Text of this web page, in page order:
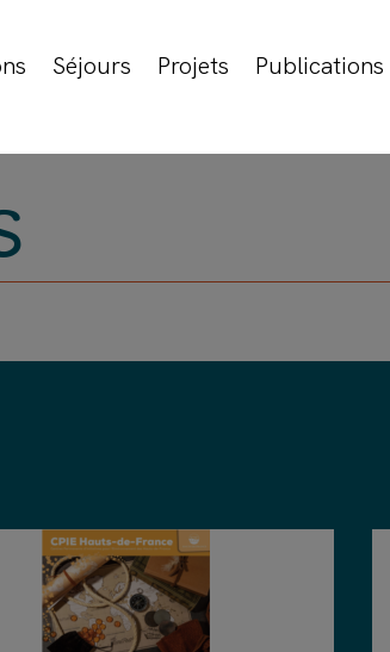
Séjours Projets Publications